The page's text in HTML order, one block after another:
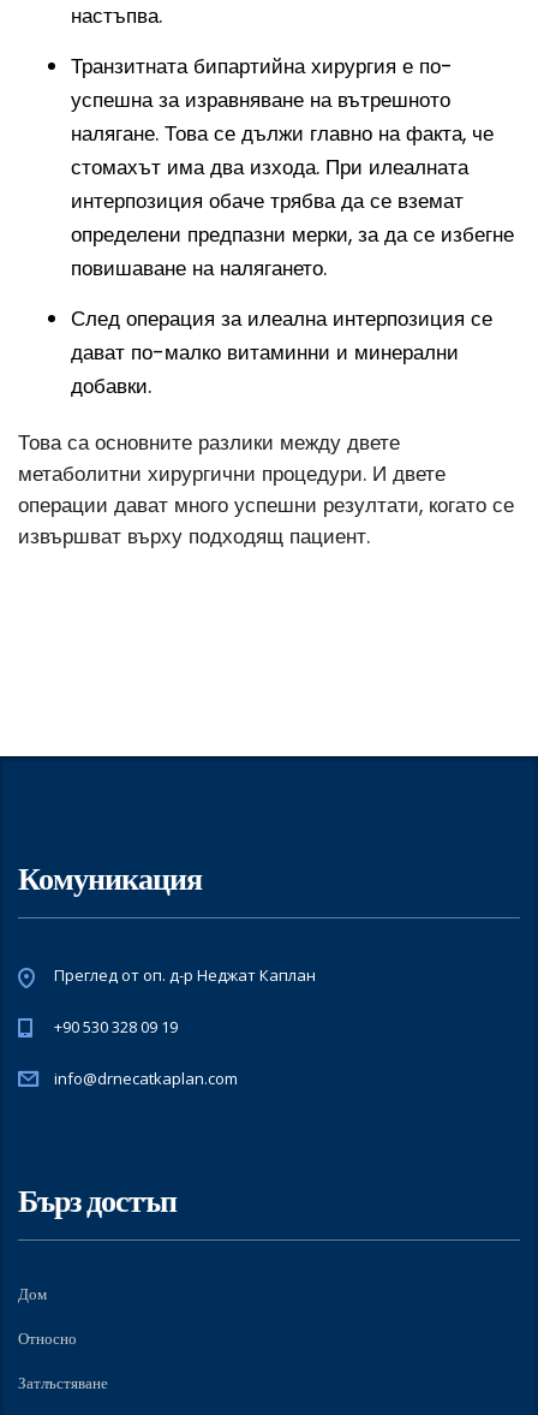
настъпва.
Транзитната бипартийна хирургия е по-
успешна за изравняване на вътрешното
налягане. Това се дължи главно на факта, че
стомахът има два изхода. При илеалната
интерпозиция обаче трябва да се вземат
определени предпазни мерки, за да се избегне
повишаване на налягането.
След операция за илеална интерпозиция се
дават по-малко витаминни и минерални
добавки.
Това са основните разлики между двете
метаболитни хирургични процедури. И двете
операции дават много успешни резултати, когато се
извършват върху подходящ пациент.
Комуникация
Преглед от оп. д-р Неджат Каплан
+90 530 328 09 19
info@drnecatkaplan.com
Бърз достъп
Дом
Относно
Затлъстяване